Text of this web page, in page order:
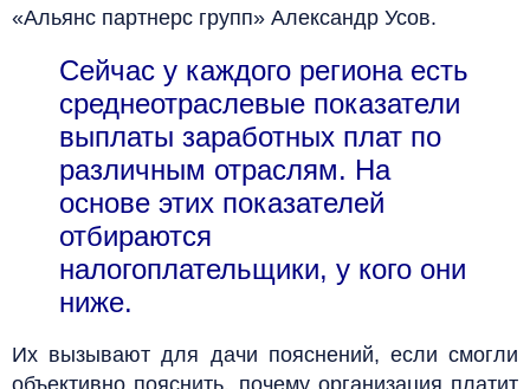
«Альянс партнерc групп» Александр Усов.
Сейчас у каждого региона есть
среднеотраслевые показатели
выплаты заработных плат по
различным отраслям. На
основе этих показателей
отбираются
налогоплательщики, у кого они
ниже.
Их вызывают для дачи пояснений, если смогли
объективно пояснить, почему организация платит